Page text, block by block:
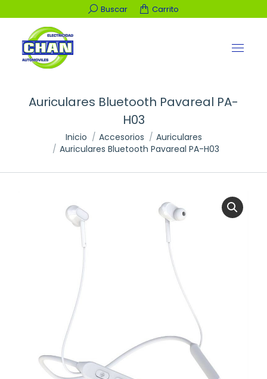
Buscar:
Buscar Carrito
Auriculares Bluetooth Pavareal PA-
H03
Inicio Accesorios
Auriculares
Auriculares Bluetooth Pavareal PA-H03